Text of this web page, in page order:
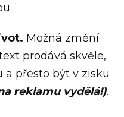
Možná změní
prodává skvěle,
přesto být v zisku
reklamu vydělá!).